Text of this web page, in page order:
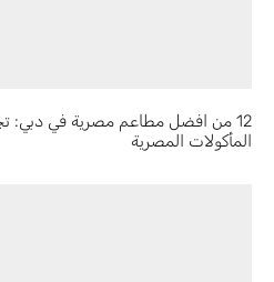
12 من افضل مطاعم مصرية في دبي:
المأكولات المصرية